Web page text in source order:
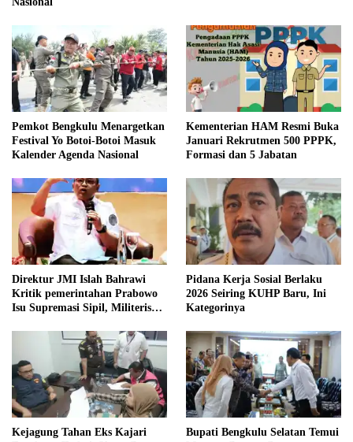
Pemkot Bengkulu Menargetkan
Festival Yo Botoi-Botoi Masuk
Kalender Agenda Nasional
Kementerian HAM Resmi Buka
Januari Rekrutmen 500 PPPK,
Formasi dan 5 Jabatan
Direktur JMI Islah Bahrawi
Kritik pemerintahan Prabowo
Isu Supremasi Sipil, Militerisasi,
Pidana Kerja Sosial Berlaku
2026 Seiring KUHP Baru, Ini
Kategorinya
Kejagung Tahan Eks Kajari
Bupati Bengkulu Selatan Temui